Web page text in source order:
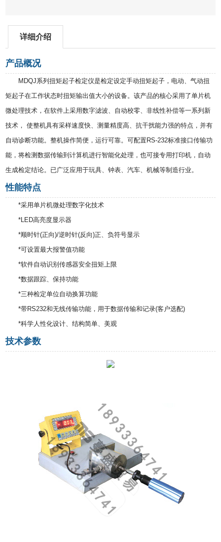
详细介绍
产品概况
MDQJ系列扭矩起子检定仪是检定设定手动扭矩起子，电动、气动扭
矩起子在工作状态时扭矩输出值大小的设备。该产品的核心采用了单片机
微处理技术，在软件上采用数字滤波、自动校零、非线性补偿等一系列新
技术， 使整机具有采样速度快、测量精度高、抗干扰能力强的特点，并有
自动诊断功能。整机操作简便，运行可靠。可配置RS-232标准接口传输功
能，将检测数据传输到计算机进行智能化处理，也可接专用打印机，自动
生成检定结论。已广泛应用于玩具、钟表、汽车、机械等制造行业。
性能特点
*采用单片机微处理数字化技术
*LED高亮度显示器
*顺时针(正向)/逆时针(反向)正、负符号显示
*可设置最大报警值功能
*软件自动识别传感器安全扭矩上限
*数据跟踪、保持功能
*三种检定单位自动换算功能
*带RS232和无线传输功能，用于数据传输和记录(客户选配)
*科学人性化设计、结构简单、美观
技术参数